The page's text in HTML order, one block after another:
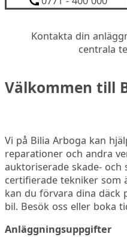
Kontakta din
centrala
Välkommen till
Vi på Bilia Arboga kan
reparationer och andra
auktoriserade skade- och
certifierade tekniker som
kan du förvara dina däck
bil. Besök oss eller boka
Anläggningsuppgifter